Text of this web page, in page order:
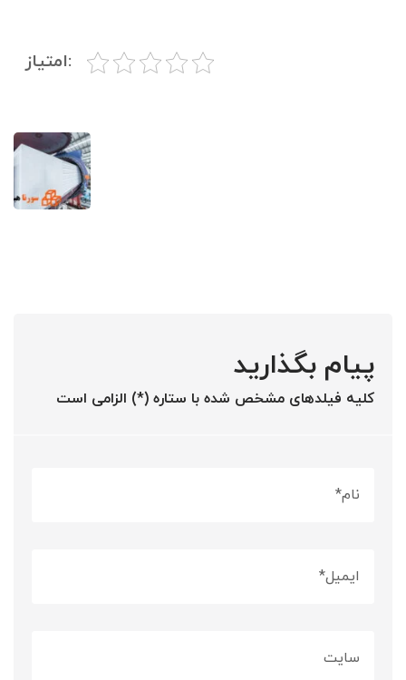
:امتیاز
پیام بگذارید
کلیه فیلدهای مشخص شده با ستاره (*) الزامی است